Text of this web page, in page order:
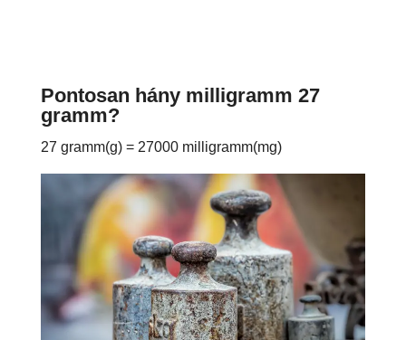
Pontosan hány milligramm 27
gramm?
27 gramm(g) = 27000 milligramm(mg)